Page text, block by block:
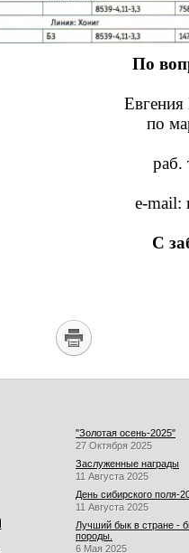
По
Евгения
по
раб.
e-mail:
С
"Золотая осень-2025"
27 Октября 2025
Заслуженные награды
11 Августа 2025
День сибирского поля-
11 Августа 2025
Лучший бык в стране -
породы.
6 Мая 2025